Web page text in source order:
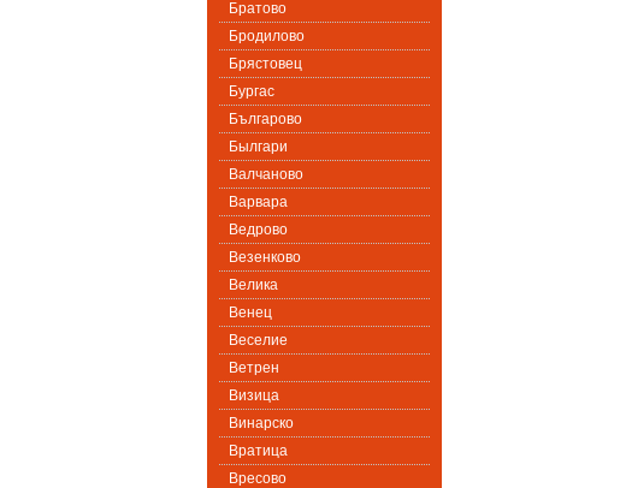
Братово
Бродилово
Брястовец
Бургас
Българово
Былгари
Валчаново
Варвара
Ведрово
Везенково
Велика
Венец
Веселие
Ветрен
Визица
Винарско
Вратица
Вресово